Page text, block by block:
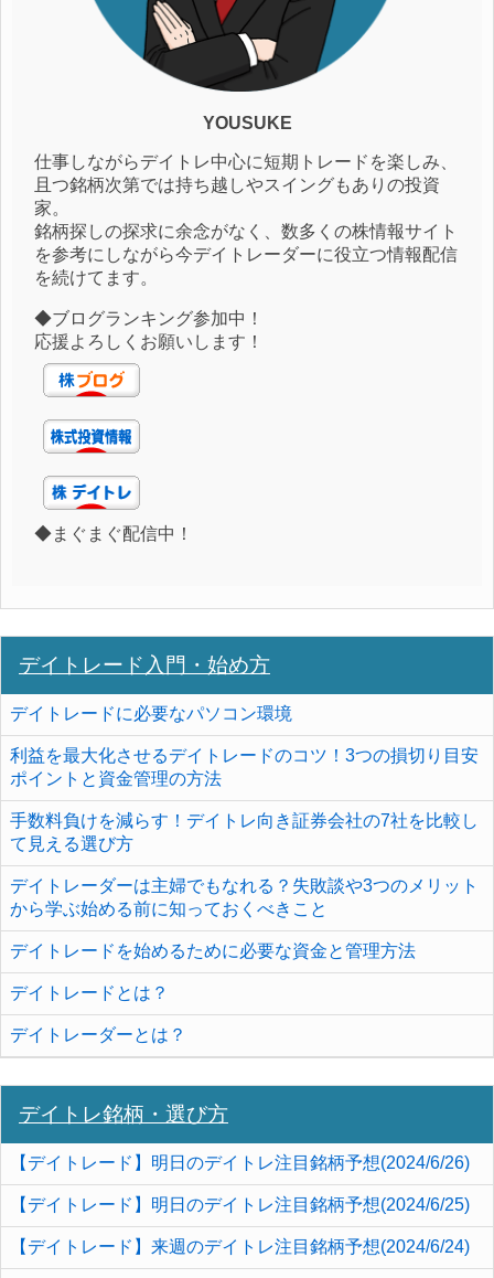
YOUSUKE
仕事しながらデイトレ中心に短期トレードを楽しみ、
且つ銘柄次第では持ち越しやスイングもありの投資
家。
銘柄探しの探求に余念がなく、数多くの株情報サイト
を参考にしながら今デイトレーダーに役立つ情報配信
を続けてます。
◆ブログランキング参加中！
応援よろしくお願いします！
◆まぐまぐ配信中！
デイトレード入門・始め方
デイトレードに必要なパソコン環境
利益を最大化させるデイトレードのコツ！3つの損切り目安
ポイントと資金管理の方法
手数料負けを減らす！デイトレ向き証券会社の7社を比較し
て見える選び方
デイトレーダーは主婦でもなれる？失敗談や3つのメリット
から学ぶ始める前に知っておくべきこと
デイトレードを始めるために必要な資金と管理方法
デイトレードとは？
デイトレーダーとは？
デイトレ銘柄・選び方
【デイトレード】明日のデイトレ注目銘柄予想(2024/6/26)
【デイトレード】明日のデイトレ注目銘柄予想(2024/6/25)
【デイトレード】来週のデイトレ注目銘柄予想(2024/6/24)